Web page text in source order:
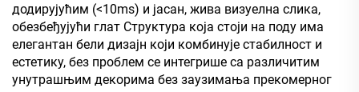
додирујућим (<10ms) и јасан, жива визуелна слика,
обезбеђујући глат Структура која стоји на поду има
елегантан бели дизајн који комбинује стабилност и
естетику, без проблем се интегрише са различитим
унутрашњим декорима без заузимања прекомерног